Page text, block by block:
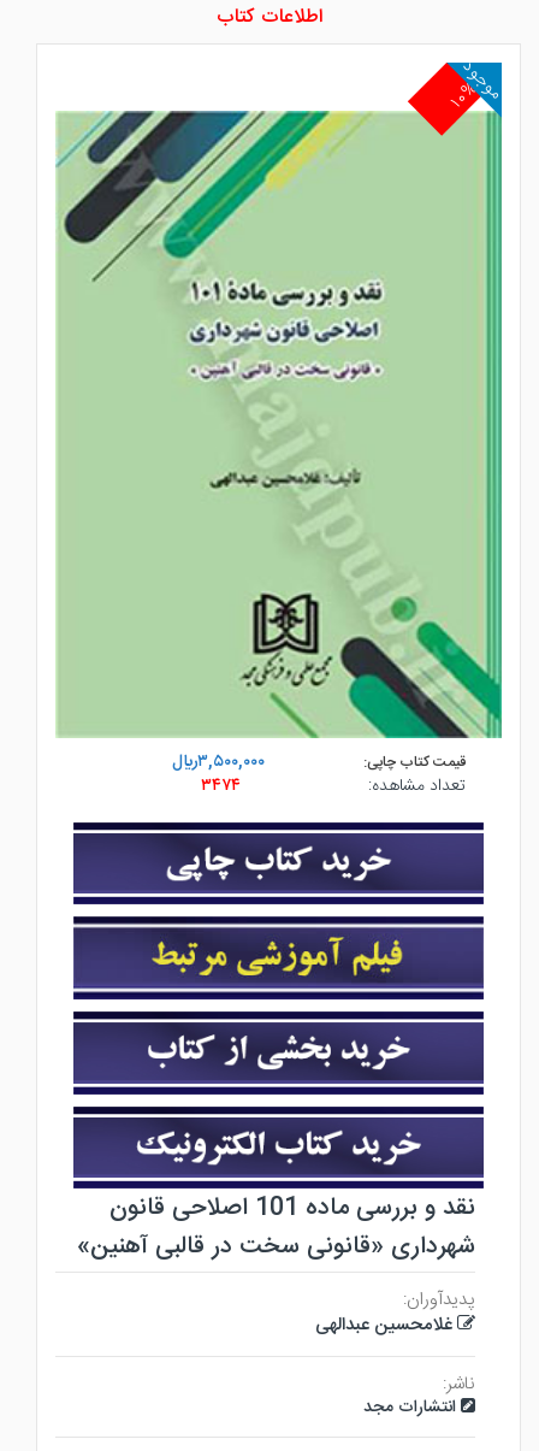
اطلاعات کتاب
۱۰%
موجود
قیمت کتاب چاپی:
۳,۵۰۰,۰۰۰ريال
تعداد مشاهده:
۳۴۷۴
نقد و بررسی ماده 101 اصلاحی قانون
شهرداری «قانونی سخت در قالبی آهنین»
پدیدآوران:
غلامحسین عبدالهی
ناشر:
انتشارات مجد